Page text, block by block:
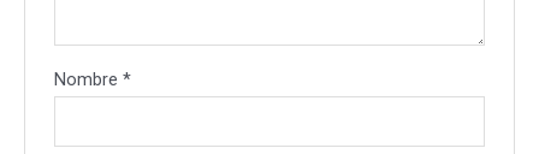
Nombre*